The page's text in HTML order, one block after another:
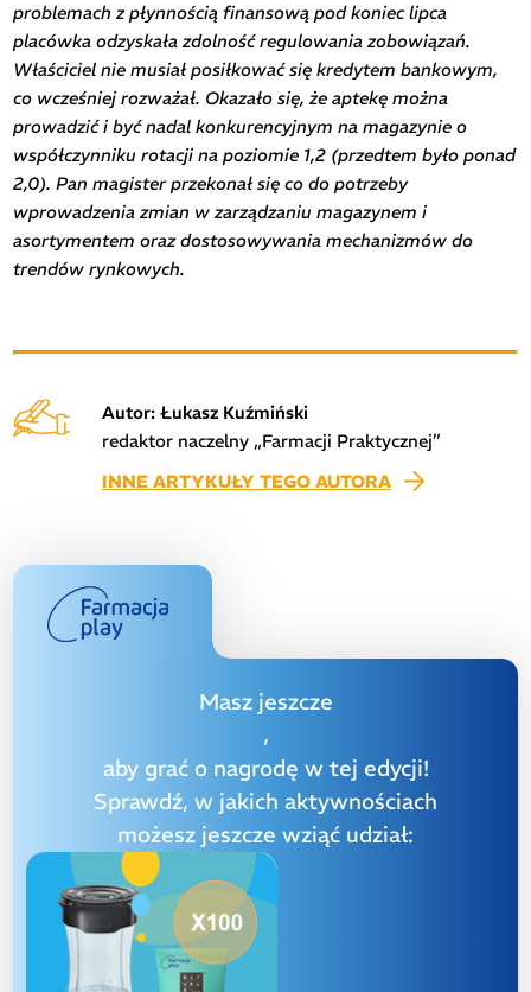
problemach z płynnością finansową pod koniec lipca
placówka odzyskała zdolność regulowania zobowiązań.
Właściciel nie musiał posiłkować się kredytem bankowym,
co wcześniej rozważał. Okazało się, że aptekę można
prowadzić i być nadal konkurencyjnym na magazynie o
współczynniku rotacji na poziomie 1,2 (przedtem było ponad
2,0). Pan magister przekonał się co do potrzeby
wprowadzenia zmian w zarządzaniu magazynem i
asortymentem oraz dostosowywania mechanizmów do
trendów rynkowych.
Autor: Łukasz Kuźmiński
redaktor naczelny „Farmacji Praktycznej”
INNE ARTYKUŁY TEGO AUTORA
Masz jeszcze
,
aby grać o nagrodę w tej edycji!
Sprawdź, w jakich aktywnościach
możesz jeszcze wziąć udział: